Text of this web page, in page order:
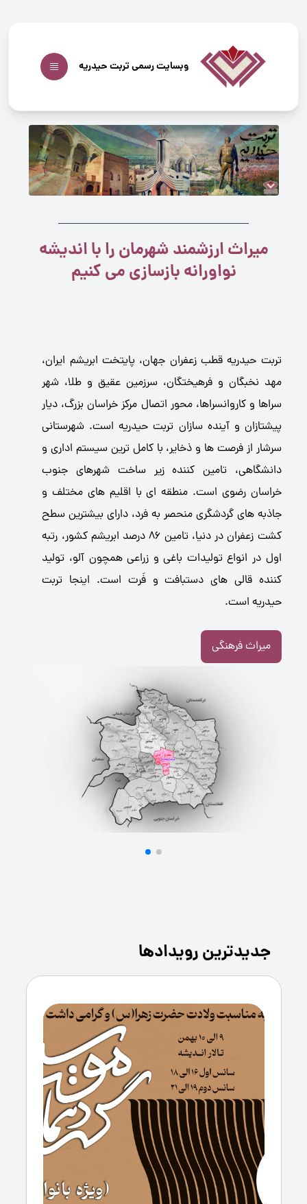
وبسایت رسمی تربت حیدریه
میراث ارزشمند شهرمان را با اندیشه
نواورانه بازسازی می کنیم
تربت حیدریه قطب زعفران جهان، پایتخت ابریشم ایران،
مهد نخبگان و فرهیختگان، سرزمین عقیق و طلا، شهر
سراها و کاروانسراها، محور اتصال مرکز خراسان بزرگ، دیار
پیشتازان و آینده سازان تربت حیدریه است. شهرستانی
سرشار از فرصت ها و ذخایر، با کامل ترین سیستم اداری و
دانشگاهی، تامین کننده زیر ساخت شهرهای جنوب
خراسان رضوی است. منطقه ای با اقلیم های مختلف و
جاذبه های گردشگری منحصر به فرد، دارای بیشترین سطح
کشت زعفران در دنیا، تامین 86 درصد ابریشم کشور، رتبه
اول در انواع تولیدات باغی و زراعی همچون آلو، تولید
کننده قالی های دستبافت و فَرت است. اینجا تربت
حیدریه است.
میراث فرهنگی
جدیدترین رویدادها